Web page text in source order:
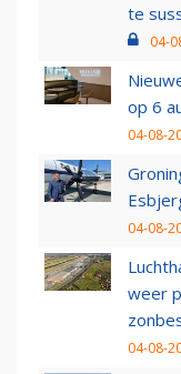
te
04-
op 6
04-08-
04-08-
weer
04-08-